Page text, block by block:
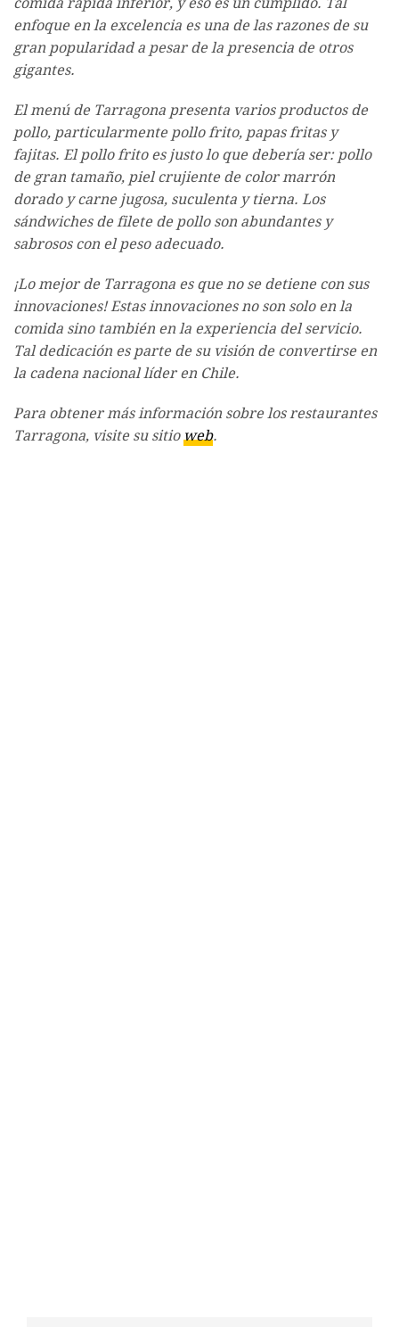
comida rápida inferior, y eso es un cumplido. Tal
enfoque en la excelencia es una de las razones de su
gran popularidad a pesar de la presencia de otros
gigantes.
El menú de Tarragona presenta varios productos de
pollo, particularmente pollo frito, papas fritas y
fajitas. El pollo frito es justo lo que debería ser: pollo
de gran tamaño, piel crujiente de color marrón
dorado y carne jugosa, suculenta y tierna. Los
sándwiches de filete de pollo son abundantes y
sabrosos con el peso adecuado.
¡Lo mejor de Tarragona es que no se detiene con sus
innovaciones! Estas innovaciones no son solo en la
comida sino también en la experiencia del servicio.
Tal dedicación es parte de su visión de convertirse en
la cadena nacional líder en Chile.
Para obtener más información sobre los restaurantes
Tarragona, visite su sitioweb.